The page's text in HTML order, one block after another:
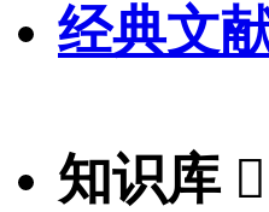
经典文
知识库 